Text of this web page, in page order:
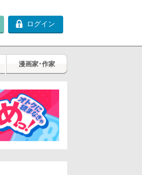
ログイン
漫画家･作家